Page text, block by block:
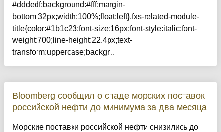
#dddedf;background:#fff;margin-
bottom:32px;width:100%;float:left}.fxs-related-module-
title{color:#1b1c23;font-size:16px;font-style:italic;font-
weight:700;line-height:22.4px;text-
transform:uppercase;backgr...
Bloomberg сообщил о спаде морских поставок
российской нефти до минимума за два месяца
Морские поставки российской нефти снизились до